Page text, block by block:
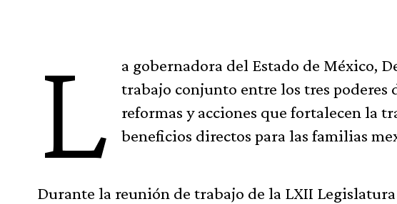
L
a gobernadora del Estado de México,
trabajo conjunto entre los tres
reformas y acciones que fortalecen la
beneficios directos para las familias
Durante la reunión de trabajo de la LXII